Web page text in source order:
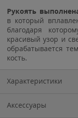
Рукоять
в который
благодаря
красивый узор и
обрабатывается
кость.
Характеристики
Аксессуары